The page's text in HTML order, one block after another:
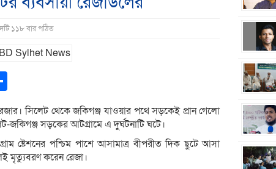
১১৮ বার পঠিত
সিলেট থেকে জকিগঞ্জ যাওয়ার পথে সড়কেই প্রান গেলো
জকিগঞ্জ সড়কের আটগ্রামে এ দুর্ঘটনাটি ঘটে।
ষ্টেশনের পশ্চিম পাশে আসামাত্র বীপরীত দিক ছুটে আসা
মৃত্যুবরণ করেন রেজা।